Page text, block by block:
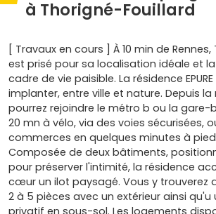
à Thorigné-Fouillard
[ Travaux en cours ] À 10 min de
est prisé pour sa localisation idéale et
cadre de vie paisible. La résidence
implanter, entre ville et nature. Depuis la
pourrez rejoindre le métro b ou la gare-
20 mn à vélo, via des voies sécurisées,
commerces en quelques minutes à
Composée de deux bâtiments,
pour préserver l'intimité, la résidence
cœur un ilot paysagé. Vous y trouverez
2 à 5 pièces avec un extérieur ainsi
privatif en sous-sol. Les logements